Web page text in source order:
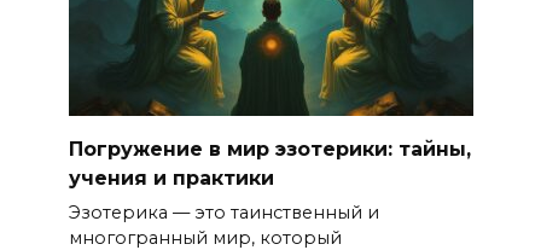
Погружение в мир эзотерики: тайны,
учения и практики
Эзотерика — это таинственный и
многогранный мир, который